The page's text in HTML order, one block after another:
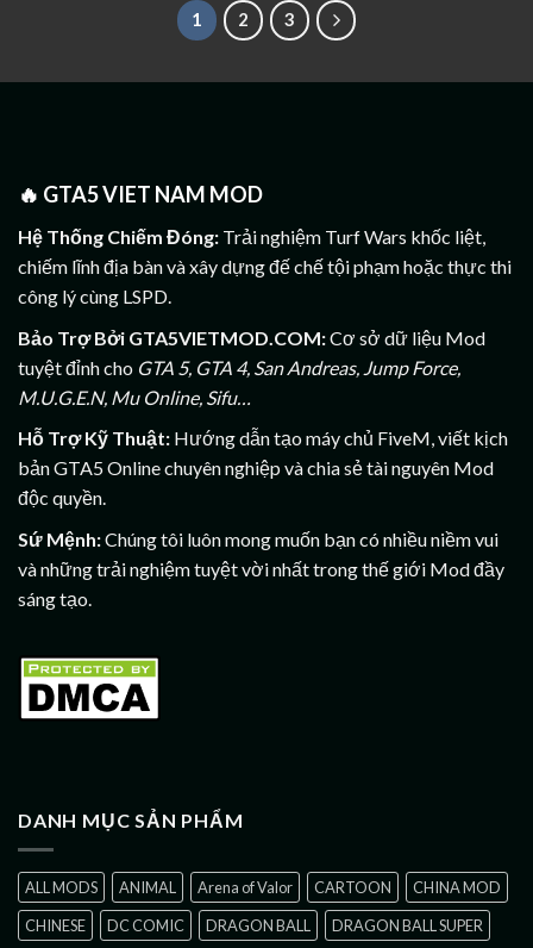
1 2 3
🔥 GTA5 VIET NAM MOD
Hệ Thống Chiếm Đóng: Trải nghiệm Turf Wars khốc liệt,
chiếm lĩnh địa bàn và xây dựng đế chế tội phạm hoặc thực thi
công lý cùng LSPD.
Bảo Trợ Bởi GTA5VIETMOD.COM:Cơ sở dữ liệu Mod
tuyệt đỉnh cho GTA 5, GTA 4, San Andreas, Jump Force,
M.U.G.E.N, Mu Online, Sifu…
Hỗ Trợ Kỹ Thuật: Hướng dẫn tạo máy chủ FiveM, viết kịch
bản GTA5 Online chuyên nghiệp và chia sẻ tài nguyên Mod
độc quyền.
Sứ Mệnh:Chúng tôi luôn mong muốn bạn có nhiều niềm vui
và những trải nghiệm tuyệt vời nhất trong thế giới Mod đầy
sáng tạo.
DANH MỤC SẢN PHẨM
ALL MODS ANIMAL Arena of Valor CARTOON
CHINA MOD
CHINESE
DC COMIC DRAGON BALL DRAGON BALL SUPER